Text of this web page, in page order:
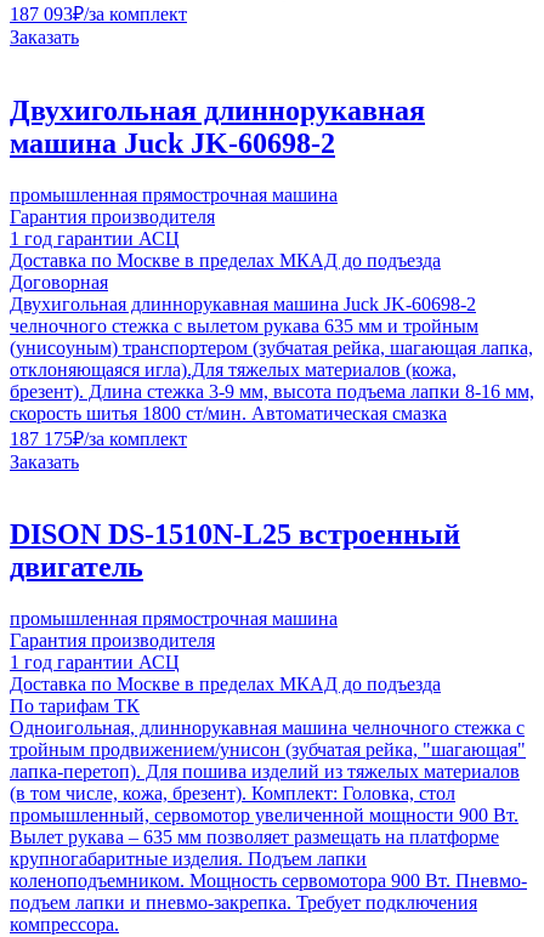
187 093₽/за комплект
Заказать
Двухигольная длиннорукавная
машина Juck JK-60698-2
промышленная прямострочная машина
Гарантия производителя
1 год гарантии АСЦ
Доставка по Москве в пределах МКАД до подъезда
Договорная
Двухигольная длиннорукавная машина Juck JK-60698-2
челночного стежка с вылетом рукава 635 мм и тройным
(унисоyным) транспортером (зубчатая рейка, шагающая лапка,
отклоняющаяся игла).Для тяжелых материалов (кожа,
брезент). Длина стежка 3-9 мм, высота подъема лапки 8-16 мм,
скорость шитья 1800 ст/мин. Автоматическая смазка
187 175₽/за комплект
Заказать
DISON DS-1510N-L25 встроенный
двигатель
промышленная прямострочная машина
Гарантия производителя
1 год гарантии АСЦ
Доставка по Москве в пределах МКАД до подъезда
По тарифам ТК
Одноигольная, длиннорукавная машина челночного стежка с
тройным продвижением/унисон (зубчатая рейка, "шагающая"
лапка-перетоп). Для пошива изделий из тяжелых материалов
(в том числе, кожа, брезент). Комплект: Головка, стол
промышленный, сервомотор увеличенной мощности 900 Вт.
Вылет рукава – 635 мм позволяет размещать на платформе
крупногабаритные изделия. Подъем лапки
коленоподъемником. Мощность сервомотора 900 Вт. Пневмо-
подъем лапки и пневмо-закрепка. Требует подключения
компрессора.